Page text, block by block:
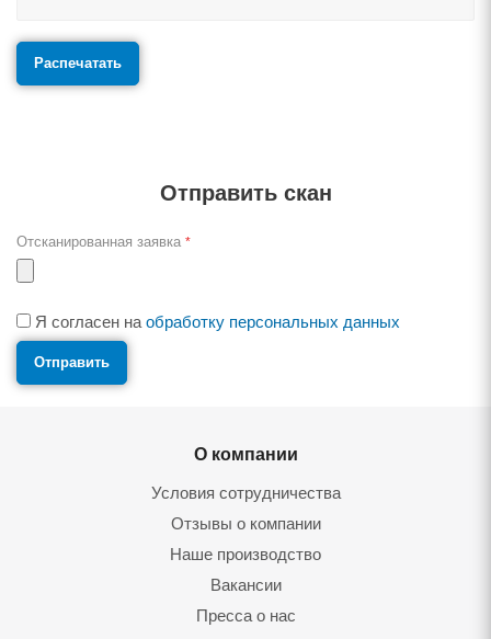
Отправить скан
Отсканированная заявка *
Я согласен на обработку персональных данных
О компании
Условия сотрудничества
Отзывы о компании
Наше производство
Вакансии
Пресса о нас